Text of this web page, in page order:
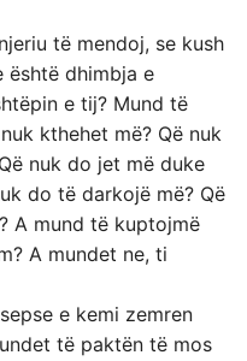
të mendoj, se kush
është dhimbja e
e tij? Mund të
kthehet më? Që nuk
nuk do jet më duke
do të darkojë më? Që
A mund të kuptojmë
A mundet ne, ti
e kemi zemren
të paktën të mos